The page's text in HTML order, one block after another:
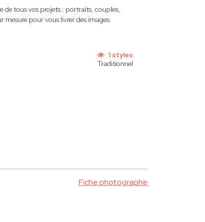
de tous vos projets : portraits, couples,
mesure pour vous livrer des images
1 styles
Traditionnel
Fiche photographe